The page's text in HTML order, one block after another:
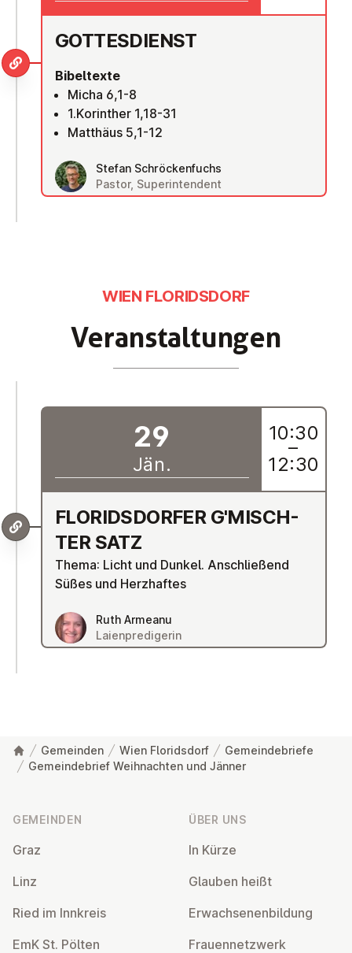
GOT­TES­DIENST
Bibeltexte
Micha 6,1-8
1.Korinther 1,18-31
Matthäus 5,1-12
Stefan Schröckenfuchs
Pastor, Superintendent
Ver­an­stal­tun­gen
WIEN FLORIDSDORF
FLO­RIDS­DOR­FER G'­MISCH­
TER SATZ
Thema: Licht und Dunkel. Anschließend
Süßes und Herzhaftes
Ruth Armeanu
Laienpredigerin
29
Jän.
10:30
–
12:30
Gemeinden Wien Floridsdorf
Gemeindebriefe
Gemeindebrief Weihnachten und Jänner
GEMEINDEN
Graz
Linz
Ried im Innkreis
EmK St. Pölten
ÜBER UNS
In Kürze
Glauben heißt
Er­wach­se­nen­bil­dung
Frau­en­netz­werk